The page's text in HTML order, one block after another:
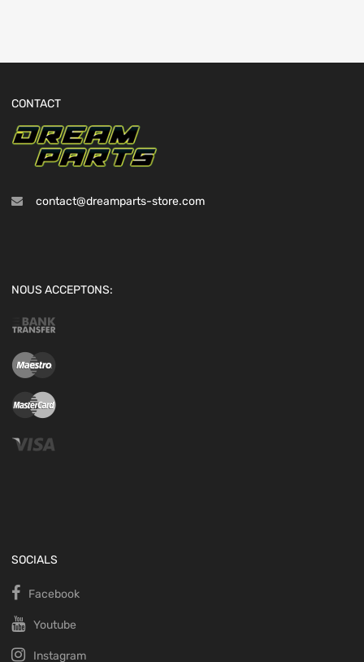
CONTACT
contact@dreamparts-store.com
NOUS ACCEPTONS:
SOCIALS
Facebook
Youtube
Instagram